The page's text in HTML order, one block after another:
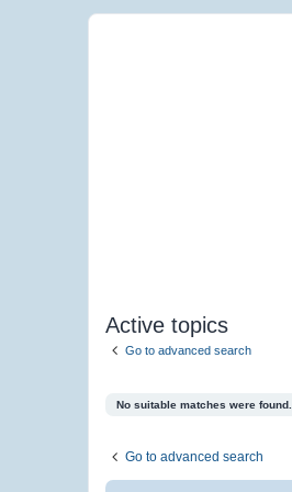
Active topics
Go to advanced search
No suitable matches were found.
Go to advanced search